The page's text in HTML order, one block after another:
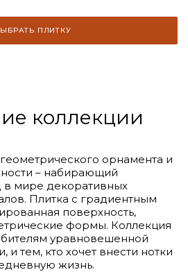
ПЛИТКУ
коллекции
орнамента и
– набирающий
в мире декоративных
Плитка с градиентным
поверхность,
формы. Коллекция
уравновешенной
и тем, кто хочет внести нотки
жизнь.